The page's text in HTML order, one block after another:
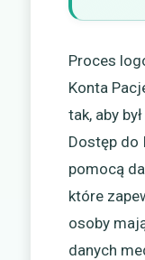
Proces
Konta
tak, aby
Dostęp do
pomocą
które
osoby
danych